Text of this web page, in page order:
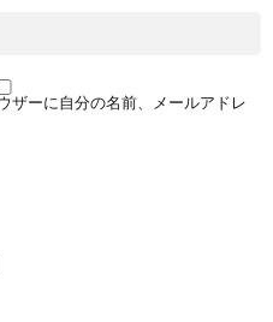
ザーに自分の名前、メールアドレ